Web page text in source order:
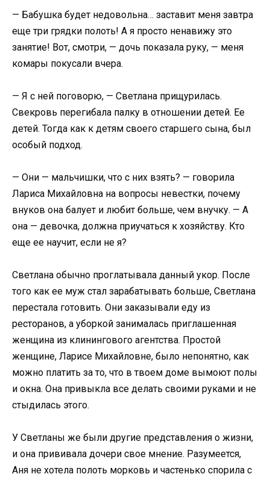
— Бабушка будет недовольна… заставит меня завтра
еще три грядки полоть! А я просто ненавижу это
занятие! Вот, смотри, — дочь показала руку, — меня
комары покусали вчера.
— Я с ней поговорю, — Светлана прищурилась.
Свекровь перегибала палку в отношении детей. Ее
детей. Тогда как к детям своего старшего сына, был
особый подход.
— Они — мальчишки, что с них взять? — говорила
Лариса Михайловна на вопросы невестки, почему
внуков она балует и любит больше, чем внучку. — А
она — девочка, должна приучаться к хозяйству. Кто
еще ее научит, если не я?
Светлана обычно проглатывала данный укор. После
того как ее муж стал зарабатывать больше, Светлана
перестала готовить. Они заказывали еду из
ресторанов, а уборкой занималась приглашенная
женщина из клинингового агентства. Простой
женщине, Ларисе Михайловне, было непонятно, как
можно платить за то, что в твоем доме вымоют полы
и окна. Она привыкла все делать своими руками и не
стыдилась этого.
У Светланы же были другие представления о жизни,
и она прививала дочери свое мнение. Разумеется,
Аня не хотела полоть морковь и частенько спорила с